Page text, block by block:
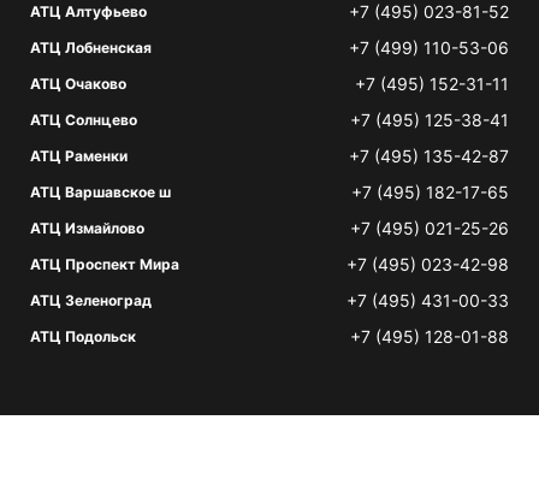
АТЦ Алтуфьево +7 (495) 023-81-52
АТЦ Лобненская +7 (499) 110-53-06
АТЦ Очаково +7 (495) 152-31-11
АТЦ Солнцево +7 (495) 125-38-41
АТЦ Раменки +7 (495) 135-42-87
АТЦ Варшавское ш +7 (495) 182-17-65
АТЦ Измайлово +7 (495) 021-25-26
АТЦ Проспект Мира +7 (495) 023-42-98
АТЦ Зеленоград +7 (495) 431-00-33
АТЦ Подольск +7 (495) 128-01-88